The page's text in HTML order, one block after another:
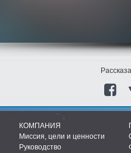
КОМПАНИЯ
Миссия, цели и ценности
Руководство